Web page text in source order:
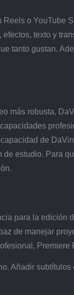
o YouTube
texto y
tanto gustan.
más robusta,
de
estudio. Para
para la edición
de manejar
Premiere
Añadir